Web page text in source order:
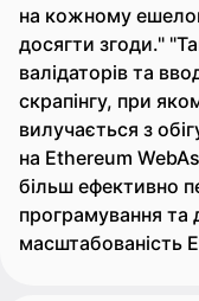
на кожному
досягти згоди."
валідаторів та
скрапінгу, при
вилучається з
на Ethereum
більш ефективно
програмування
масштабованість